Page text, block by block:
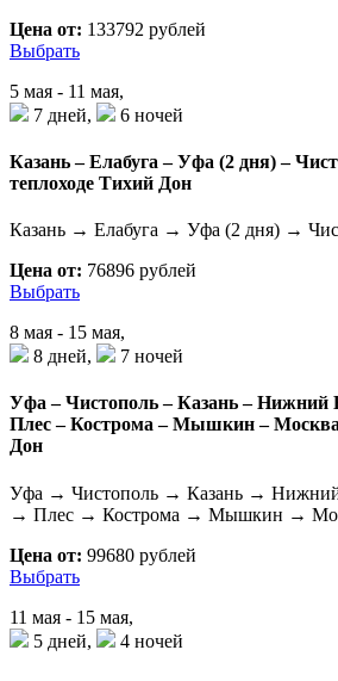
Цена от: 133792 рублей
Выбрать
5 мая - 11 мая,
7 дней,
6 ночей
Казань – Елабуга – Уфа (2 дня) –
теплоходе Тихий Дон
Казань → Елабуга → Уфа (2 дня) →
Цена от: 76896 рублей
Выбрать
8 мая - 15 мая,
8 дней,
7 ночей
Уфа – Чистополь – Казань – Нижний
Плес – Кострома – Мышкин – Москва
Дон
Уфа → Чистополь → Казань →
→ Плес → Кострома → Мышкин →
Цена от: 99680 рублей
Выбрать
11 мая - 15 мая,
5 дней,
4 ночей